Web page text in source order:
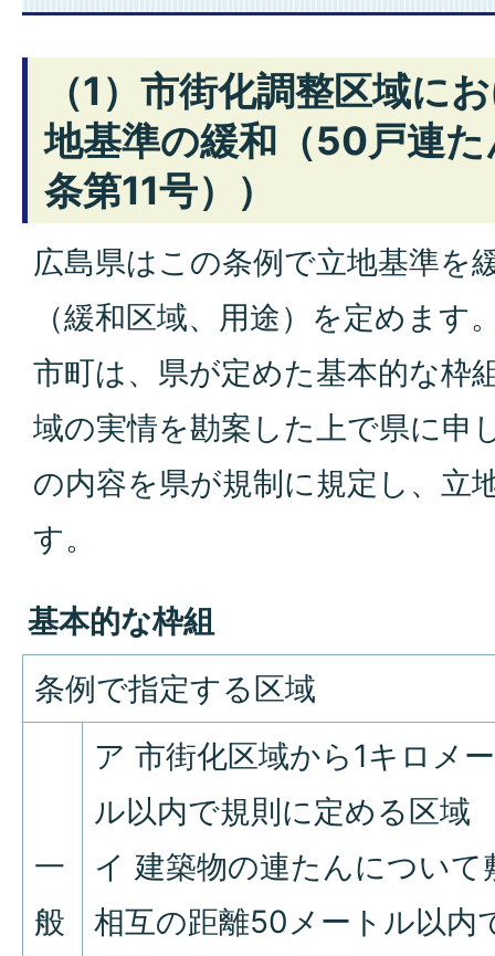
（1）市街化調整区域に
地基準の緩和（50戸連
条第11号））
広島県はこの条例で立地基準を
（緩和区域、用途）を定めます
市町は、県が定めた基本的な枠
域の実情を勘案した上で県に申
の内容を県が規制に規定し、立
す。
基本的な枠組
条例で指定する区域
一
般
ア 市街化区域から1キロメ
ル以内で規則に定める区域
イ 建築物の連たんについて
相互の距離50メートル以内